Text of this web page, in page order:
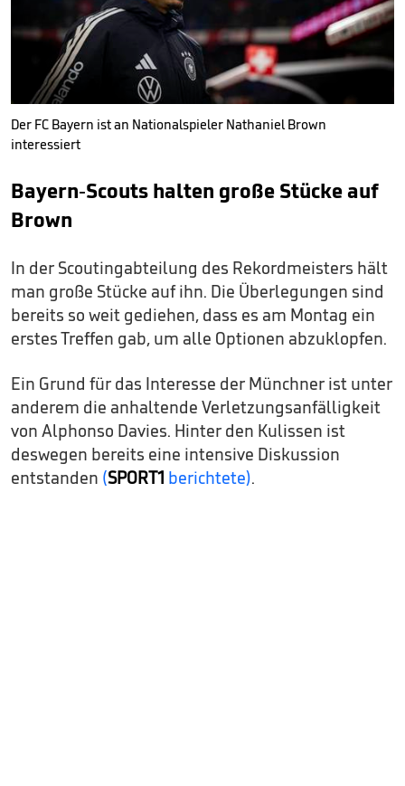
Der FC Bayern ist an Nationalspieler Nathaniel Brown
interessiert
Bayern-Scouts halten große Stücke auf
Brown
In der Scoutingabteilung des Rekordmeisters hält
man große Stücke auf ihn. Die Überlegungen sind
bereits so weit gediehen, dass es am Montag ein
erstes Treffen gab, um alle Optionen abzuklopfen.
Ein Grund für das Interesse der Münchner ist unter
anderem die anhaltende Verletzungsanfälligkeit
von Alphonso Davies. Hinter den Kulissen ist
deswegen bereits eine intensive Diskussion
entstanden (SPORT1 berichtete).